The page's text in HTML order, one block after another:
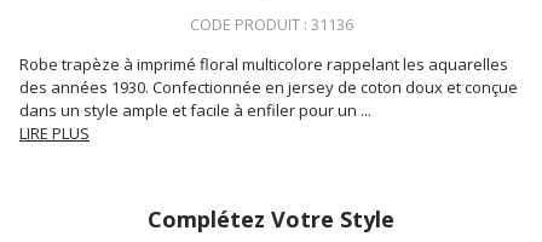
CODE PRODUIT : 31136
Robe trapèze à imprimé floral multicolore rappelant les aquarelles
des années 1930. Confectionnée en jersey de coton doux et conçue
dans un style ample et facile à enfiler pour un ...
LIRE PLUS
Complétez Votre Style